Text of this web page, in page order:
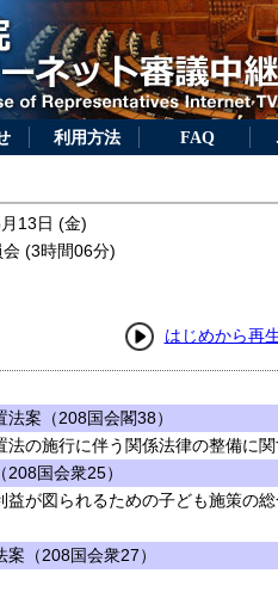
利用方法 FAQ
13日 (金)
会 (3時間06分)
はじめから再
法案（208国会閣38）
法の施行に伴う関係法律の整備に
国会衆25）
益が図られるための子ども施策の
（208国会衆27）